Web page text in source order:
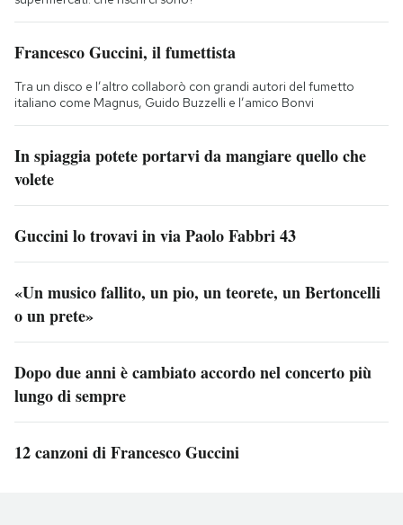
Francesco Guccini, il fumettista
Tra un disco e l’altro collaborò con grandi autori del fumetto
italiano come Magnus, Guido Buzzelli e l’amico Bonvi
In spiaggia potete portarvi da mangiare quello che
volete
Guccini lo trovavi in via Paolo Fabbri 43
«Un musico fallito, un pio, un teorete, un Bertoncelli
o un prete»
Dopo due anni è cambiato accordo nel concerto più
lungo di sempre
12 canzoni di Francesco Guccini